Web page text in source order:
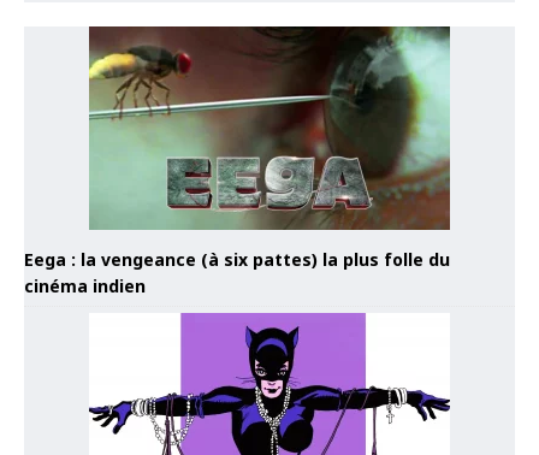
Eega : la vengeance (à six pattes) la plus folle du
cinéma indien